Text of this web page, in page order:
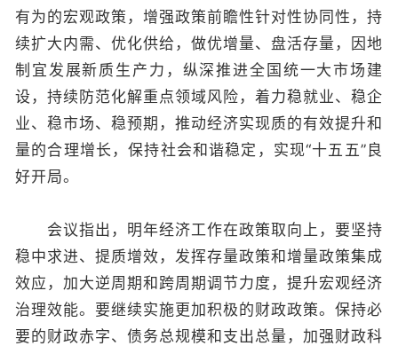
有为的宏观政策，增强政策前瞻性针对性协同性，持
续扩大内需、优化供给，做优增量、盘活存量，因地
制宜发展新质生产力，纵深推进全国统一大市场建
设，持续防范化解重点领域风险，着力稳就业、稳企
业、稳市场、稳预期，推动经济实现质的有效提升和
量的合理增长，保持社会和谐稳定，实现“十五五”良
好开局。
会议指出，明年经济工作在政策取向上，要坚持
稳中求进、提质增效，发挥存量政策和增量政策集成
效应，加大逆周期和跨周期调节力度，提升宏观经济
治理效能。要继续实施更加积极的财政政策。保持必
要的财政赤字、债务总规模和支出总量，加强财政科